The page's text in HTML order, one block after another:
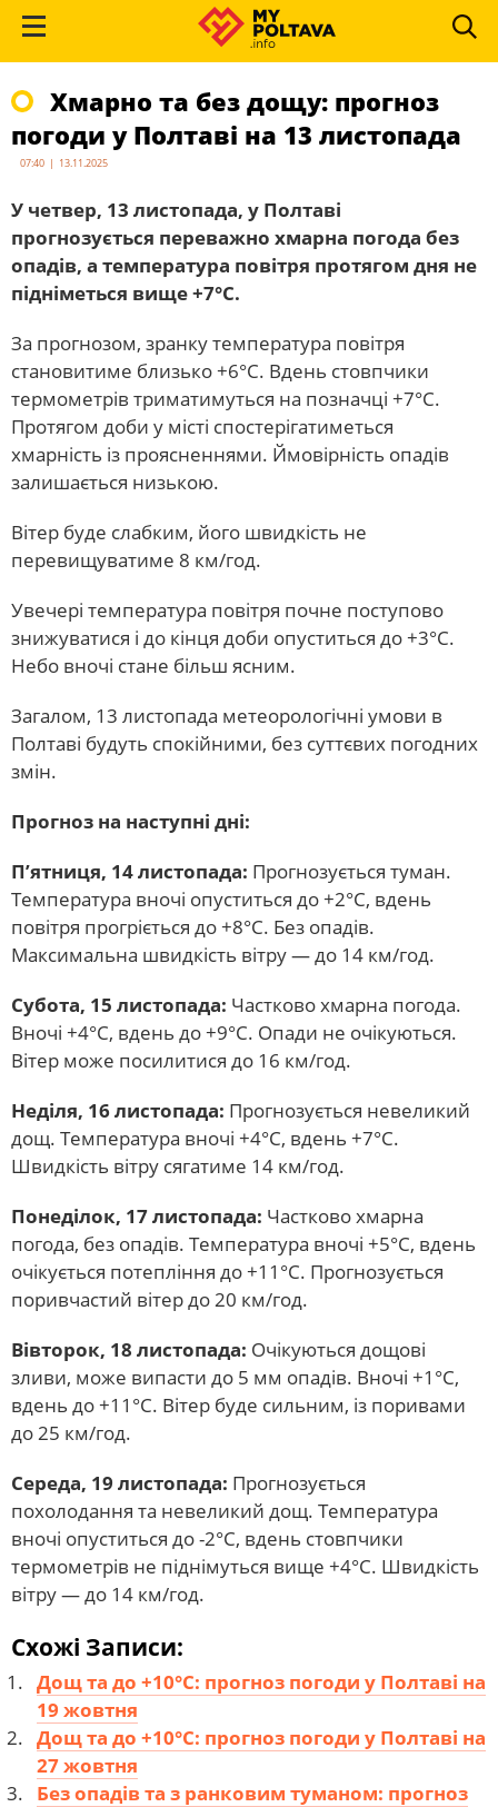
Хмарно та без дощу: прогноз
погоди у Полтаві на 13 листопада
07:40 | 13.11.2025
У четвер, 13 листопада, у Полтаві
прогнозується переважно хмарна погода без
опадів, а температура повітря протягом дня не
підніметься вище +7°С.
За прогнозом, зранку температура повітря
становитиме близько +6°С. Вдень стовпчики
термометрів триматимуться на позначці +7°С.
Протягом доби у місті спостерігатиметься
хмарність із проясненнями. Ймовірність опадів
залишається низькою.
Вітер буде слабким, його швидкість не
перевищуватиме 8 км/год.
Увечері температура повітря почне поступово
знижуватися і до кінця доби опуститься до +3°С.
Небо вночі стане більш ясним.
Загалом, 13 листопада метеорологічні умови в
Полтаві будуть спокійними, без суттєвих погодних
змін.
Прогноз на наступні дні:
П’ятниця, 14 листопада: Прогнозується туман.
Температура вночі опуститься до +2°С, вдень
повітря прогріється до +8°С. Без опадів.
Максимальна швидкість вітру — до 14 км/год.
Субота, 15 листопада: Частково хмарна погода.
Вночі +4°С, вдень до +9°С. Опади не очікуються.
Вітер може посилитися до 16 км/год.
Неділя, 16 листопада: Прогнозується невеликий
дощ. Температура вночі +4°С, вдень +7°С.
Швидкість вітру сягатиме 14 км/год.
Понеділок, 17 листопада: Частково хмарна
погода, без опадів. Температура вночі +5°С, вдень
очікується потепління до +11°С. Прогнозується
поривчастий вітер до 20 км/год.
Вівторок, 18 листопада: Очікуються дощові
зливи, може випасти до 5 мм опадів. Вночі +1°С,
вдень до +11°С. Вітер буде сильним, із поривами
до 25 км/год.
Середа, 19 листопада: Прогнозується
похолодання та невеликий дощ. Температура
вночі опуститься до -2°С, вдень стовпчики
термометрів не піднімуться вище +4°С. Швидкість
вітру — до 14 км/год.
Схожі Записи:
Дощ та до +10°С: прогноз погоди у Полтаві на
19 жовтня
Дощ та до +10°С: прогноз погоди у Полтаві на
27 жовтня
Без опадів та з ранковим туманом: прогноз